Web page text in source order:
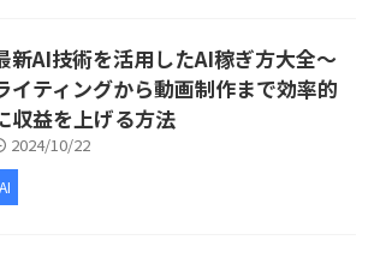
新AI技術を活用したAI稼ぎ方大全〜
イティングから動画制作まで効率的
収益を上げる方法
2024/10/22
AI